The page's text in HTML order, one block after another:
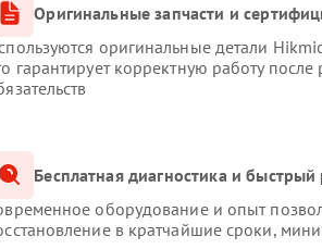
Оригинальные запчасти и
оригинальные детали
гарантирует корректную работу
Бесплатная диагностика и
оборудование и опыт
в кратчайшие сроки,